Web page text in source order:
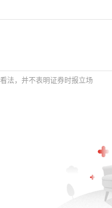
法，并不表明证券时报立场